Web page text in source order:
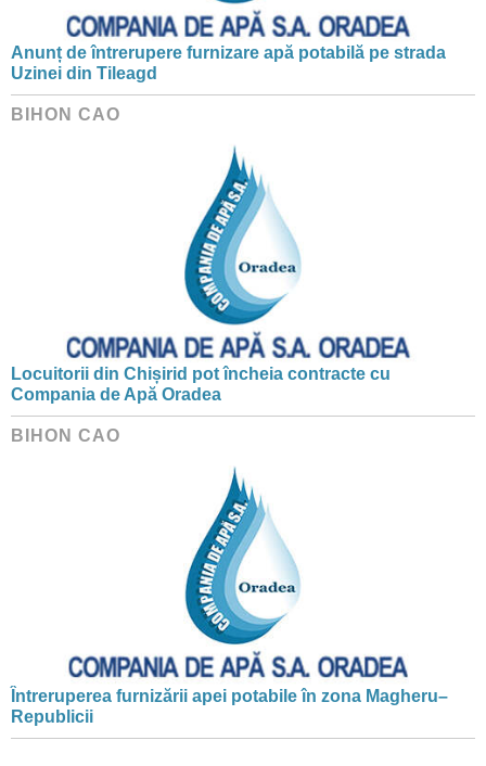
Anunț de întrerupere furnizare apă potabilă pe strada
Uzinei din Tileagd
BIHON CAO
Locuitorii din Chișirid pot încheia contracte cu
Compania de Apă Oradea
BIHON CAO
Întreruperea furnizării apei potabile în zona Magheru–
Republicii